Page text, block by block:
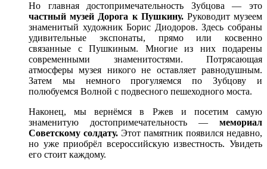
Но главная достопримечательность Зубцова — это
частный музей Дорога к Пушкину.Руководит музеем
знаменитый художник Борис Диодоров. Здесь собраны
удивительные экспонаты, прямо или косвенно
связанные с Пушкиным. Многие из них подарены
современными знаменитостями. Потрясающая
атмосферы музея никого не оставляет равнодушным.
Затем мы немного прогуляемся по Зубцову и
полюбуемся Волной с подвесного пешеходного моста.
Наконец, мы вернёмся в Ржев и посетим самую
знаменитую достопримечательность — мемориал
Советскому солдату. Этот памятник появился недавно,
но уже приобрёл всероссийскую известность. Увидеть
его стоит каждому.